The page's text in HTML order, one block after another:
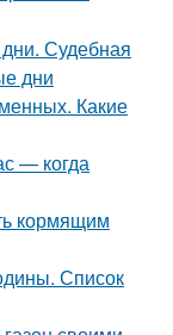
Судебная
дни
Какие
— когда
кормящим
Список